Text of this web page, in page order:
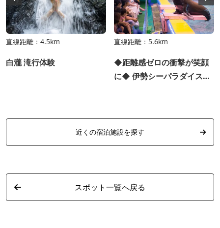
直線距離：4.5km
白瀧 滝行体験
直線距離：5.6km
◆距離感ゼロの衝撃が笑顔
に◆ 伊勢シーパラダイス公
近くの宿泊施設を探す
スポット一覧へ戻る